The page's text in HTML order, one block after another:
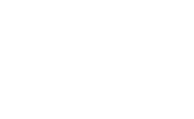
über die patentierte
beiden einzelnen Räder